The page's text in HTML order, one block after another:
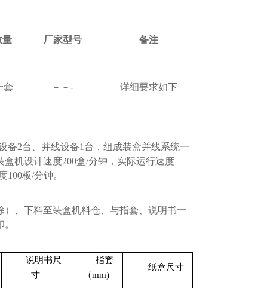
量 厂家型号 备注
套 －－ - 详细要求如下
备2台、并线设备1 台，组成装盒并线系统一
盒机设计速度200盒/分钟，实际运行速度
100板/分钟。
、下料至装盒机料仓、与指套、说明书一
说明书尺
寸
指套
（mm)
纸盒尺寸